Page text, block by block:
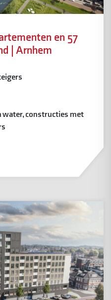
en 57
| Arnhem
water, constructies met